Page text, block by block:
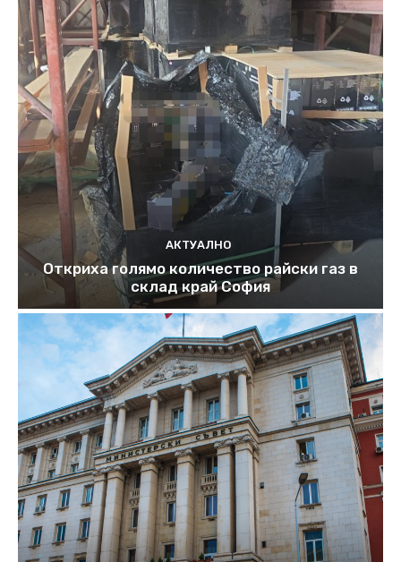
АКТУАЛНО
Откриха голямо количество райски газ в
склад край София